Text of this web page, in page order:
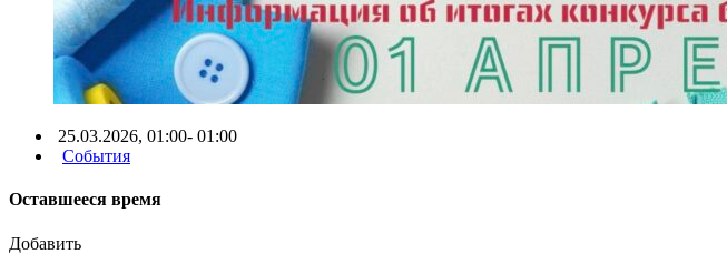
25.03.2026, 01:00- 01:00
События
Оставшееся время
Добавить